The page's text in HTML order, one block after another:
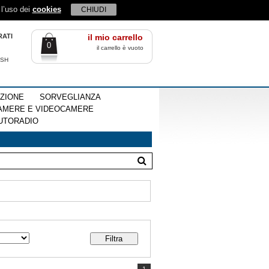
dei cookies CHIUDI
il mio carrello
0 il carrello è vuoto
SORVEGLIANZA
E VIDEOCAMERE